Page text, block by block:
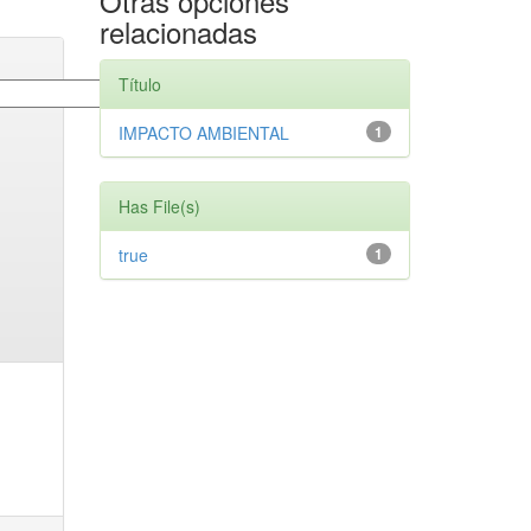
relacionadas
Título
1
IMPACTO AMBIENTAL
Has File(s)
1
true